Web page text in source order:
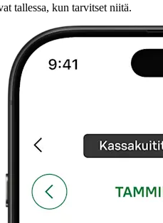
tallessa, kun tarvitset niitä.